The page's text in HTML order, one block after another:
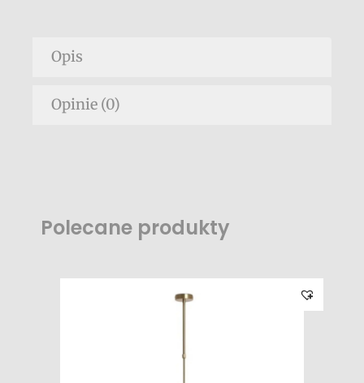
Opis
Opinie (0)
Polecane produkty